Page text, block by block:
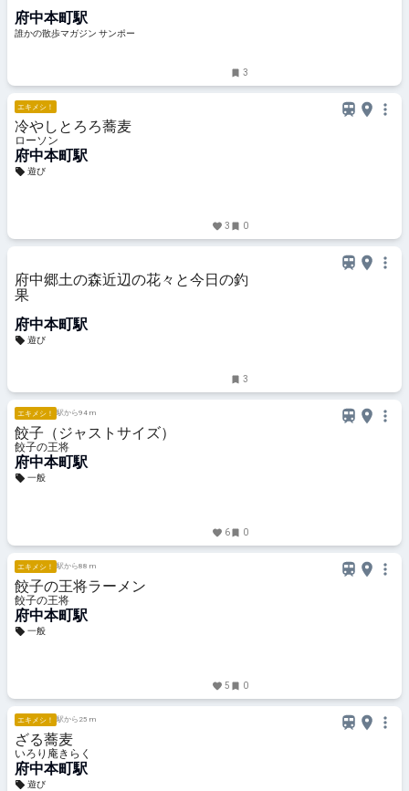
府中本町駅
誰かの散歩マガジン サンポー
3
エキメシ！
冷やしとろろ蕎麦
ローソン
府中本町駅
遊び
3 0
府中郷土の森近辺の花々と今日の釣
果
府中本町駅
遊び
3
エキメシ！ 駅から94 m
餃子（ジャストサイズ）
餃子の王将
府中本町駅
一般
6 0
エキメシ！ 駅から88 m
餃子の王将ラーメン
餃子の王将
府中本町駅
一般
5 0
エキメシ！ 駅から25 m
ざる蕎麦
いろり庵きらく
府中本町駅
遊び